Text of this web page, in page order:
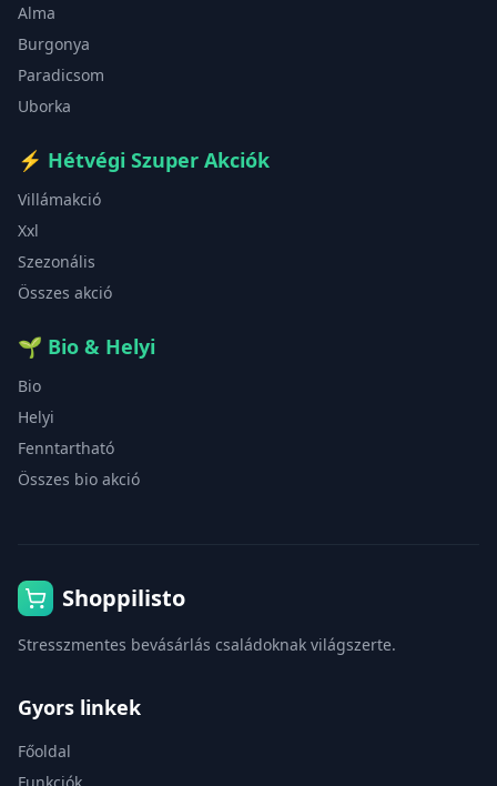
Alma
Burgonya
Paradicsom
Uborka
⚡ Hétvégi Szuper Akciók
Villámakció
Xxl
Szezonális
Összes akció
🌱 Bio & Helyi
Bio
Helyi
Fenntartható
Összes bio akció
Shoppilisto
Stresszmentes bevásárlás családoknak világszerte.
Gyors linkek
Főoldal